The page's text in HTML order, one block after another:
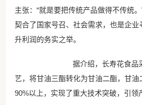
主张：“就是要把传统产品做得不传统
契合了国家号召、社会需求，也是企业
升利润的务实之举。
据介绍，长寿花食品
艺，将甘油三酯转化为甘油二酯，甘油
90%以上，实现了重大技术突破，引领